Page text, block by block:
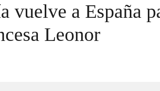
vuelve a España
Leonor